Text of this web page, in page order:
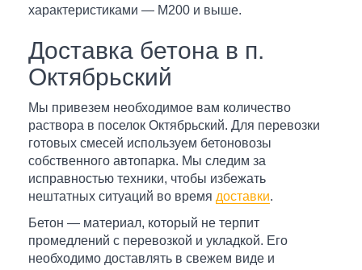
характеристиками — М200 и выше.
Доставка бетона в п.
Октябрьский
Мы привезем необходимое вам количество
раствора в поселок Октябрьский. Для перевозки
готовых смесей используем бетоновозы
собственного автопарка. Мы следим за
исправностью техники, чтобы избежать
нештатных ситуаций во время доставки.
Бетон — материал, который не терпит
промедлений с перевозкой и укладкой. Его
необходимо доставлять в свежем виде и